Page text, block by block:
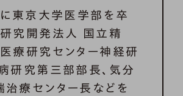
東京大学医学部を卒
研究開発法人 国立精
療研究センター神経研
研究第三部部長、気分
治療センター長などを